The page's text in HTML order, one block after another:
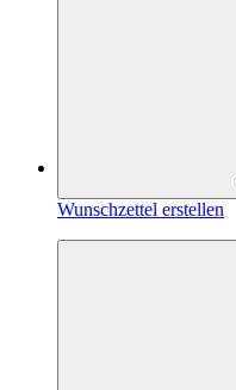
Wunschzettel erstellen